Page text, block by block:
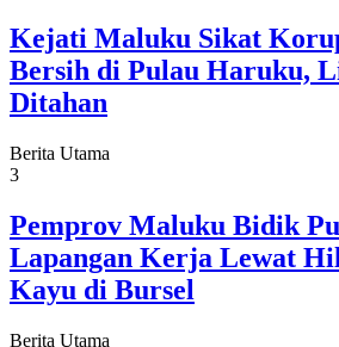
Kejati Maluku Sikat
Bersih di Pulau Haruku,
Ditahan
Berita Utama
3
Pemprov Maluku Bidik
Lapangan Kerja Lewat
Kayu di Bursel
Berita Utama